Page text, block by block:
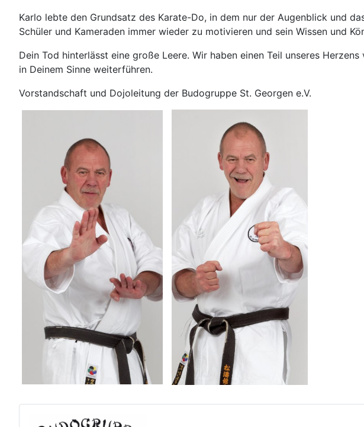
Karlo lebte den Grundsatz des Karate-Do, in dem nur der Augenblick und
Schüler und Kameraden immer wieder zu motivieren und sein Wissen und
Dein Tod hinterlässt eine große Leere. Wir haben einen Teil unseres
in Deinem Sinne weiterführen.
Vorstandschaft und Dojoleitung der Budogruppe St. Georgen e.V.